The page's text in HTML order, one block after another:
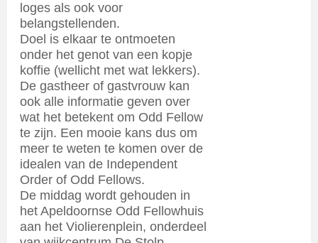
loges als ook voor
belangstellenden.
Doel is elkaar te ontmoeten
onder het genot van een kopje
koffie (wellicht met wat lekkers).
De gastheer of gastvrouw kan
ook alle informatie geven over
wat het betekent om Odd Fellow
te zijn. Een mooie kans dus om
meer te weten te komen over de
idealen van de Independent
Order of Odd Fellows.
De middag wordt gehouden in
het Apeldoornse Odd Fellowhuis
aan het Violierenplein, onderdeel